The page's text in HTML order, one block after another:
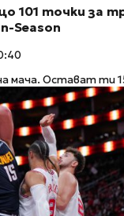
101 точки за
Season
мача. Остават ти